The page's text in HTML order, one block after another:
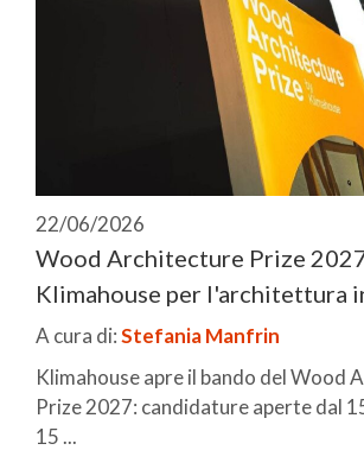
22/06/2026
Wood Architecture Prize
Klimahouse per l'architettura
A cura di:Stefania Manfrin
Klimahouse apre il bando del Wood
Prize 2027: candidature aperte dal
15 ...